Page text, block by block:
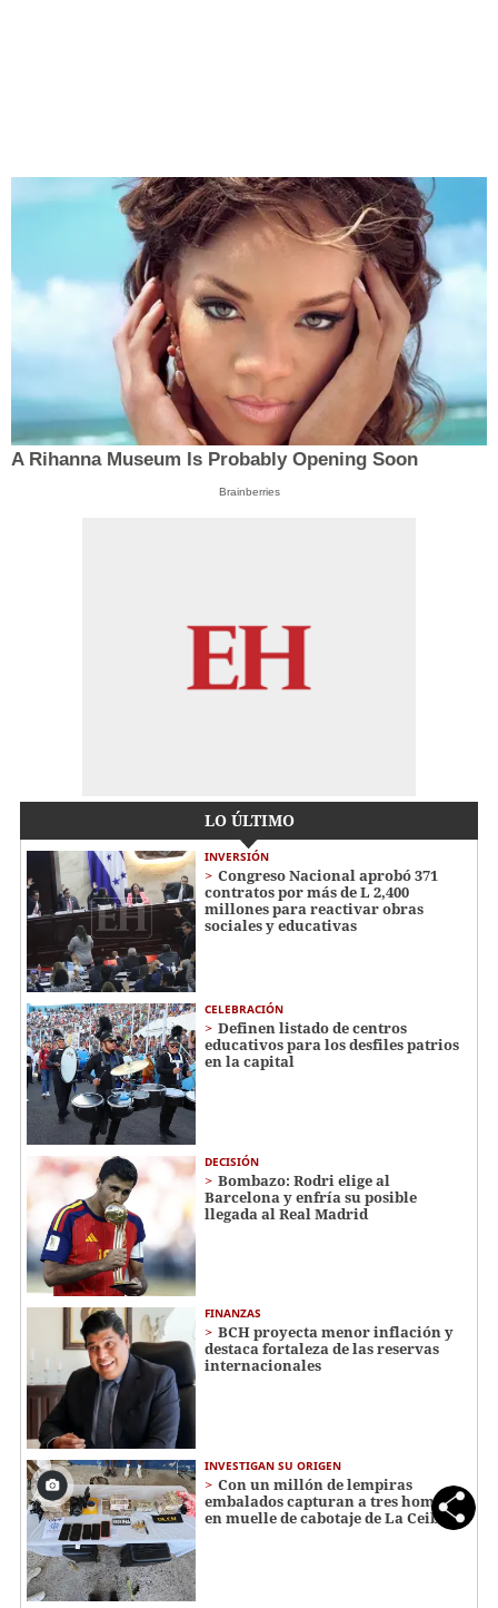
A Rihanna Museum Is Probably Opening Soon
Brainberries
LO ÚLTIMO
INVERSIÓN
Congreso Nacional aprobó 371
contratos por más de L 2,400
millones para reactivar obras
sociales y educativas
CELEBRACIÓN
Definen listado de centros
educativos para los desfiles patrios
en la capital
DECISIÓN
Bombazo: Rodri elige al
Barcelona y enfría su posible
llegada al Real Madrid
FINANZAS
BCH proyecta menor inflación y
destaca fortaleza de las reservas
internacionales
INVESTIGAN SU ORIGEN
Con un millón de lempiras
embalados capturan a tres hombres
en muelle de cabotaje de La Ceiba